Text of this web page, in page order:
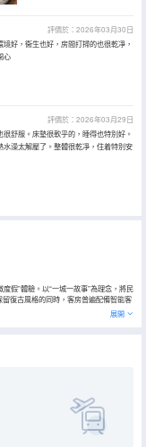
評價於：2026年03月30日
好，衞生也好，房間打掃的也很乾凈，
心
評價於：2026年03月29日
舒服。床墊很軟乎的，睡得也特別好。
水澡太解壓了。整體很乾凈，住着特別安
假”體驗。以“一城一故事”為理念，將民
復古風格的同時，客房普遍配備智能客
展開